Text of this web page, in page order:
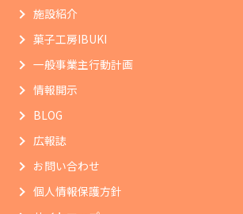
施設紹介
菓子工房IBUKI
一般事業主行動計画
情報開示
BLOG
広報誌
お問い合わせ
個人情報保護方針